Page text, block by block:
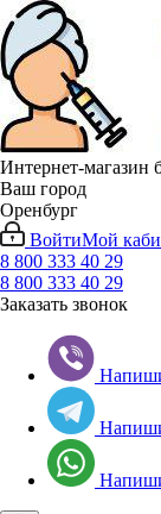
Интернет-магазин
Ваш город
Оренбург
ВойтиМой
8 800 333 40 29
8 800 333 40 29
Заказать звонок